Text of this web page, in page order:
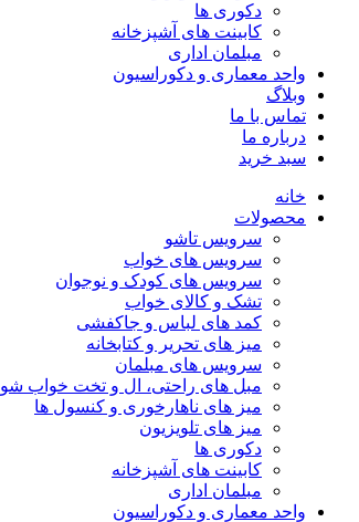
دکوری ها
کابینت های آشپزخانه
مبلمان اداری
واحد معماری و دکوراسیون
وبلاگ
تماس با ما
درباره ما
سبد خرید
خانه
محصولات
سرویس تاشو
سرویس های خواب
سرویس های کودک و نوجوان
تشک و کالای خواب
کمد های لباس و جاکفشی
میز های تحریر و کتابخانه
سرویس های مبلمان
مبل های راحتی، ال و تخت خواب شو
میز های ناهارخوری و کنسول ها
میز های تلویزیون
دکوری ها
کابینت های آشپزخانه
مبلمان اداری
واحد معماری و دکوراسیون